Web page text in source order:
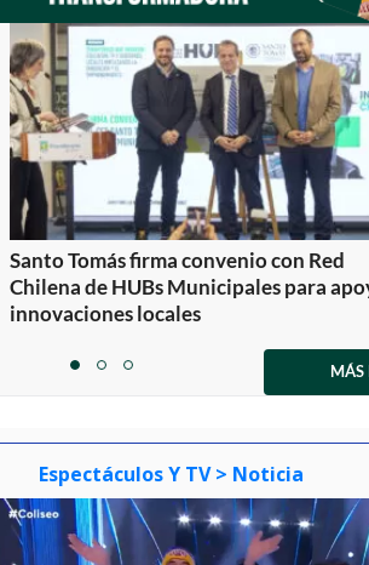
Santo Tomás firma convenio con Red
Chilena de HUBs Municipales para
innovaciones locales
itemitemitem
MÁS
Espectáculos Y TV > Noticia